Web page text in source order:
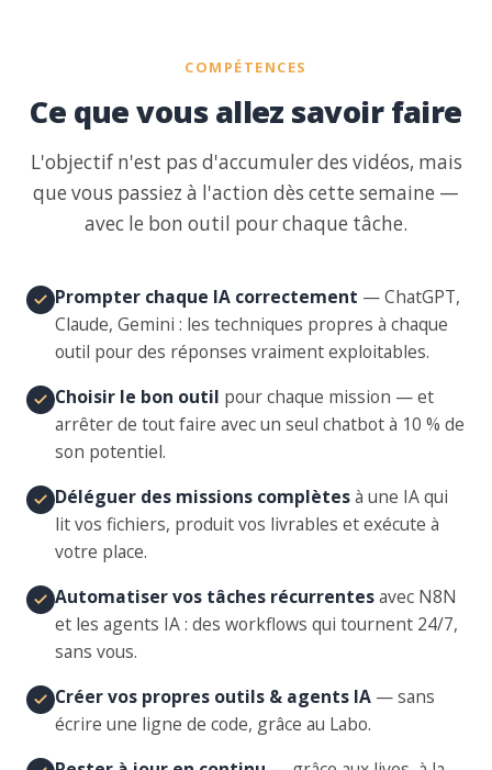
COMPÉTENCES
Ce que vous allez savoir faire
L'objectif n'est pas d'accumuler des vidéos, mais
que vous passiez à l'action dès cette semaine —
avec le bon outil pour chaque tâche.
Prompter chaque IA correctement — ChatGPT,
Claude, Gemini : les techniques propres à chaque
outil pour des réponses vraiment exploitables.
Choisir le bon outil pour chaque mission — et
arrêter de tout faire avec un seul chatbot à 10 % de
son potentiel.
Déléguer des missions complètesà une IA qui
lit vos fichiers, produit vos livrables et exécute à
votre place.
Automatiser vos tâches récurrentesavec N8N
et les agents IA : des workflows qui tournent 24/7,
sans vous.
Créer vos propres outils & agents IA — sans
écrire une ligne de code, grâce au Labo.